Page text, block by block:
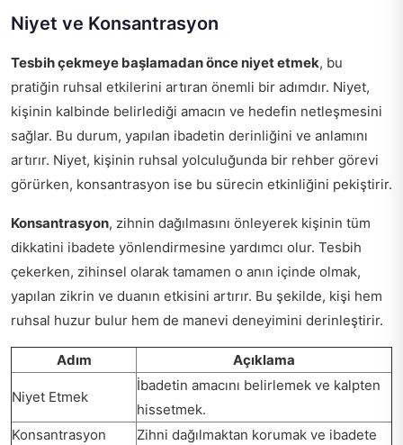
Niyet ve Konsantrasyon
Tesbih çekmeye başlamadan önce niyet etmek, bu
pratiğin ruhsal etkilerini artıran önemli bir adımdır. Niyet,
kişinin kalbinde belirlediği amacın ve hedefin netleşmesini
sağlar. Bu durum, yapılan ibadetin derinliğini ve anlamını
artırır. Niyet, kişinin ruhsal yolculuğunda bir rehber görevi
görürken, konsantrasyon ise bu sürecin etkinliğini pekiştirir.
Konsantrasyon, zihnin dağılmasını önleyerek kişinin tüm
dikkatini ibadete yönlendirmesine yardımcı olur. Tesbih
çekerken, zihinsel olarak tamamen o anın içinde olmak,
yapılan zikrin ve duanın etkisini artırır. Bu şekilde, kişi hem
ruhsal huzur bulur hem de manevi deneyimini derinleştirir.
Adım Açıklama
Niyet Etmek
İbadetin amacını belirlemek ve kalpten
hissetmek.
Konsantrasyon
Zihni dağılmaktan korumak ve ibadete